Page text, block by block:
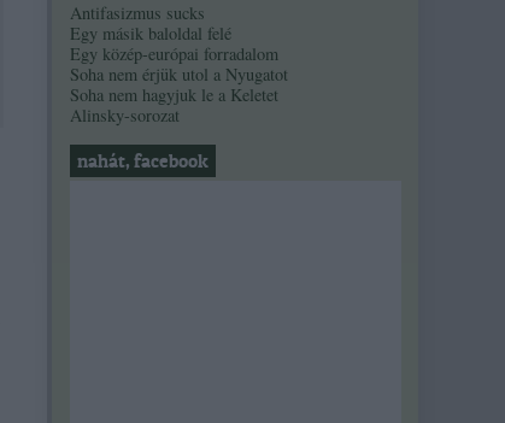
Antifasizmus sucks
Egy másik baloldal felé
Egy közép-európai forradalom
Soha nem érjük utol a Nyugatot
Soha nem hagyjuk le a Keletet
Alinsky-sorozat
nahát, facebook